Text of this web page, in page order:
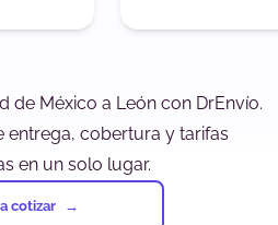
de México a León con DrEnvío.
entrega, cobertura y tarifas
en un solo lugar.
cotizar